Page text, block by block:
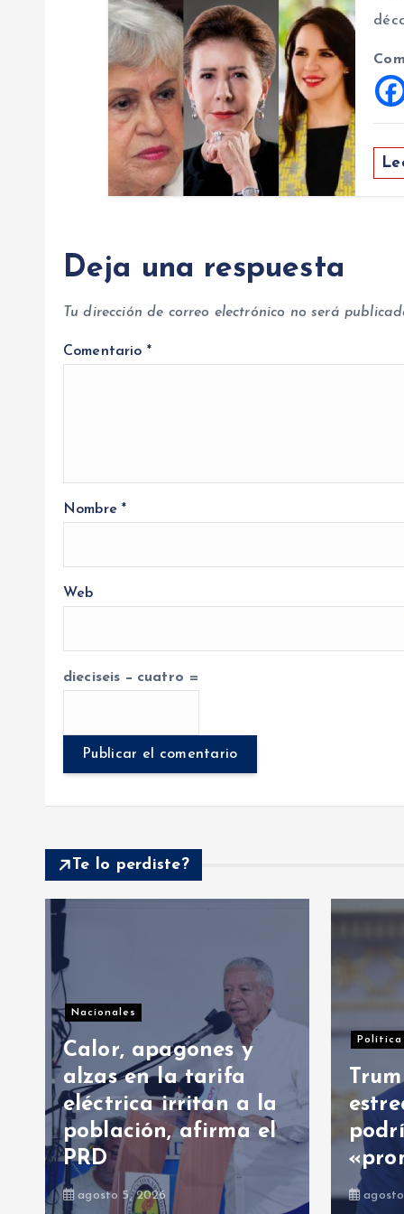
Deja una respuesta
Tu dirección de correo electrónico no será
Comentario *
Nombre*
Web
dieciseis − cuatro =
Te lo perdiste?
Política internacional
Trump dice que el
estrecho de Ormuz
podría reabrirse
«pronto»
agosto 7, 2026